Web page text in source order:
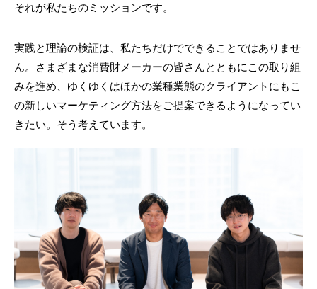
それが私たちのミッションです。
実践と理論の検証は、私たちだけでできることではありませ
ん。さまざまな消費財メーカーの皆さんとともにこの取り組
みを進め、ゆくゆくはほかの業種業態のクライアントにもこ
の新しいマーケティング方法をご提案できるようになってい
きたい。そう考えています。